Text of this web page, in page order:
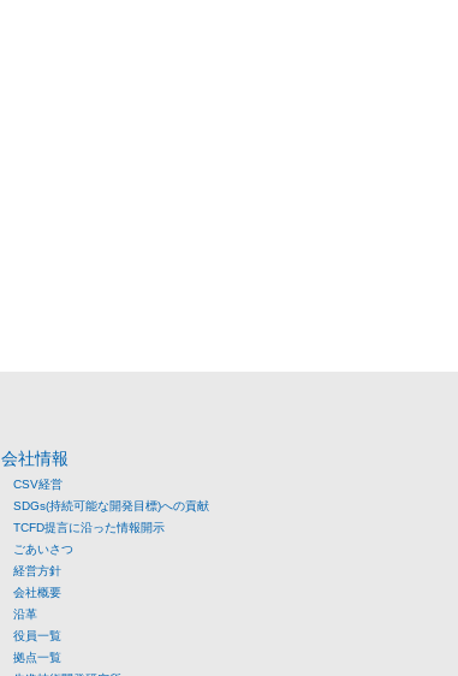
会社情報
CSV経営
SDGs(持続可能な開発目標)への貢献
TCFD提言に沿った情報開示
ごあいさつ
経営方針
会社概要
沿革
役員一覧
拠点一覧